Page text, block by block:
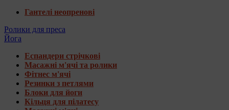
Гантелі неопренові
Ролики для преса
Йога
Еспандери стрічкові
Масажні м'ячі та ролики
Фітнес м'ячі
Резинки з петлями
Блоки для йоги
Кільця для пілатесу